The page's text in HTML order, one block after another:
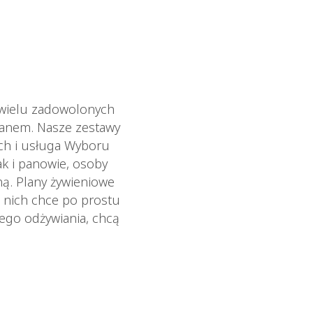
zadowolonych
Nasze zestawy
i usługa Wyboru
i panowie, osoby
Plany żywieniowe
nich chce po prostu
odżywiania, chcą